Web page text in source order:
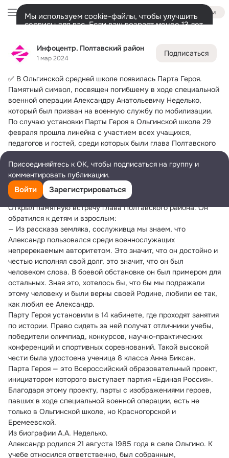
Инфоцентр. Полтавский район
1 мар 2024
Подписаться
✅ В Ольгинской средней школе появилась Парта Героя.
Памятный символ, посвящен погибшему в ходе специальной
военной операции Александру Анатольевичу Неделько,
который был призван на военную службу по мобилизации.
По случаю установки Парты Героя в Ольгинской школе 29
февраля прошла линейка с участием всех учащихся,
педагогов и гостей, среди которых были глава Полтавского
района Александр Васильевич Милашенко, председатель
Комитета образования Надежда Константиновна Дедкова,
председатель районного Совета ветеранов Зоя Алексеевна
Демченко, глава Ольгинского поселения Вячеслав
Викторович Зызник.
Открыл памятную встречу глава Полтавского района. Он
обратился к детям и взрослым:
— Из рассказа земляка, сослуживца мы знаем, что
Александр пользовался среди военнослужащих
непререкаемым авторитетом. Это значит, что он достойно и
честью исполнял свой долг, это значит, что он был
человеком слова. В боевой обстановке он был примером для
остальных. Зная это, хотелось бы, что бы мы подражали
этому человеку и были верны своей Родине, любили ее так,
как любил ее Александр.
Парту Героя установили в 14 кабинете, где проходят занятия
по истории. Право сидеть за ней получат отличники учебы,
победители олимпиад, конкурсов, научно-практических
конференций и спортивных соревнований. Такой высокой
чести была удостоена ученица 8 класса Анна Биксан.
Парта Героя — это Всероссийский образовательный проект,
инициатором которого выступает партия «Единая Россия».
Благодаря этому проекту, парты с изображениями героев,
павших в ходе специальной военной операции, есть не
только в Ольгинской школе, но Красногорской и
Еремеевской.
Из биографии А.А. Неделько.
Александр родился 21 августа 1985 года в селе Ольгино. К
учебе относился ответственно, был собранным,
Войти
Мы используем cookie-файлы, чтобы улучшить
сервисы для вас. Если ваш возраст менее 13 лет,
Разрешить все Настроить
Лента Участники 40K Ещё
Дополнительная
колонка
Всё6 686 Обсуждаемые
Присоединяйтесь к ОК, чтобы подписаться на группу и
комментировать публикации.
Войти Зарегистрироваться